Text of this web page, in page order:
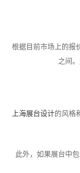
根据目前市场上的报
之间
上海展台设计的风格
此外，如果展台中